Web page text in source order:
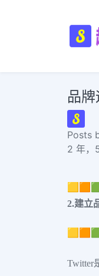
品
Posts
2 年，
2.建立
Twitter